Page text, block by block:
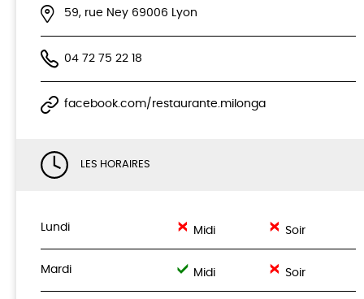
59, rue Ney 69006 Lyon
04 72 75 22 18
facebook.com/restaurante.milonga
LES HORAIRES
Lundi Midi Soir
Mardi Midi Soir